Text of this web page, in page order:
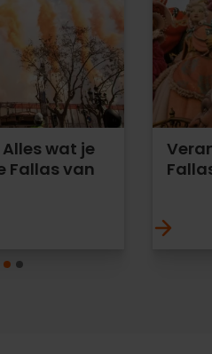
wat je
Fallas van